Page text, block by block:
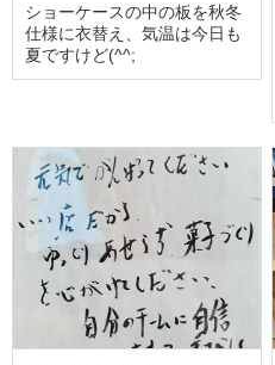
ショーケースの中の板を秋冬
仕様に衣替え、気温は今日も
夏ですけど(^^;